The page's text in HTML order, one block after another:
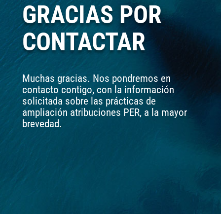
GRACIAS POR
CONTACTAR
Muchas gracias. Nos pondremos en
contacto contigo, con la información
solicitada sobre las prácticas de
ampliación atribuciones PER, a la mayor
brevedad.